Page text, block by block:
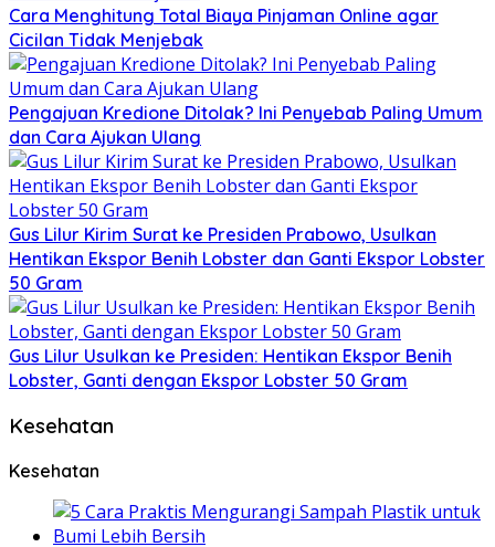
Cara Menghitung Total Biaya Pinjaman Online agar
Cicilan Tidak Menjebak
Pengajuan Kredione Ditolak? Ini Penyebab Paling Umum
dan Cara Ajukan Ulang
Gus Lilur Kirim Surat ke Presiden Prabowo, Usulkan
Hentikan Ekspor Benih Lobster dan Ganti Ekspor Lobster
50 Gram
Gus Lilur Usulkan ke Presiden: Hentikan Ekspor Benih
Lobster, Ganti dengan Ekspor Lobster 50 Gram
Kesehatan
Kesehatan